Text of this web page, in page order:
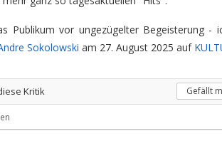
Publikum vor ungezügelter Begeisterung -
Sokolowski am 27. August 2025 auf
Kritik Gefällt